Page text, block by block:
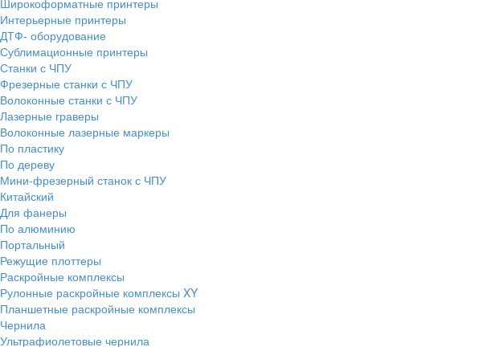
Интерьерные принтеры
ДТФ- оборудование
Сублимационные принтеры
Станки с ЧПУ
Фрезерные станки с ЧПУ
Волоконные станки с ЧПУ
Лазерные граверы
Волоконные лазерные маркеры
По пластику
По дереву
Мини-фрезерный станок с ЧПУ
Китайский
Для фанеры
По алюминию
Портальный
Режущие плоттеры
Раскройные комплексы
Рулонные раскройные комплексы XY
Планшетные раскройные комплексы
Чернила
Ультрафиолетовые чернила